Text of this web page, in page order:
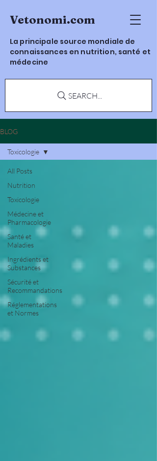
Vetonomi.com
La principale source mondiale de
connaissances en nutrition, santé et
médecine
SEARCH...
BLOG
All Posts
Nutrition
Toxicologie
Médecine et
Pharmacologie
Santé et
Maladies
Ingrédients et
Substances
Sécurité et
Recommandations
Réglementations
et Normes
Toxicologie